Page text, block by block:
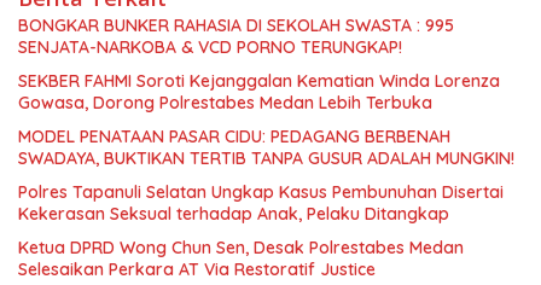
BONGKAR BUNKER RAHASIA DI SEKOLAH SWASTA : 995
SENJATA-NARKOBA & VCD PORNO TERUNGKAP!
SEKBER FAHMI Soroti Kejanggalan Kematian Winda Lorenza
Gowasa, Dorong Polrestabes Medan Lebih Terbuka
MODEL PENATAAN PASAR CIDU: PEDAGANG BERBENAH
SWADAYA, BUKTIKAN TERTIB TANPA GUSUR ADALAH MUNGKIN!
Polres Tapanuli Selatan Ungkap Kasus Pembunuhan Disertai
Kekerasan Seksual terhadap Anak, Pelaku Ditangkap
Ketua DPRD Wong Chun Sen, Desak Polrestabes Medan
Selesaikan Perkara AT Via Restoratif Justice